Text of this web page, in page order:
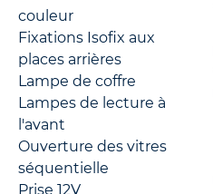
couleur
Fixations Isofix aux
places arrières
Lampe de coffre
Lampes de lecture à
l'avant
Ouverture des vitres
séquentielle
Prise 12V